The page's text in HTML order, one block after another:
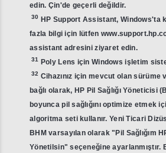
edin. Çin'de geçerli değildir.
30 HP Support Assistant, Windows'ta
fazla bilgi için lütfen
assistant adresini ziyaret edin.
31 Poly Lens için Windows işletim
32 Cihazınız için mevcut olan sürüme
bağlı olarak, HP Pil Sağlığı Yöneticisi
boyunca pil sağlığını optimize etmek
algoritma seti kullanır. Yeni Ticari
BHM varsayılan olarak "Pil Sağlığım
Yönetilsin" seçeneğine ayarlanmıştır.